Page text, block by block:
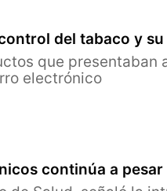
del tabaco y
que presentaban
electrónico
continúa a